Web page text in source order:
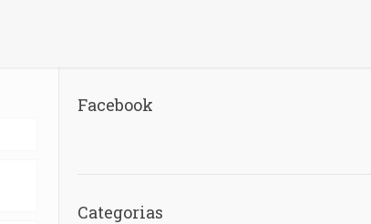
Facebook
Categorias